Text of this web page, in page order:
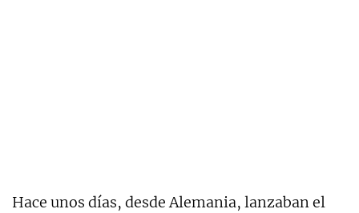
Hace unos días, desde Alemania, lanzaban el